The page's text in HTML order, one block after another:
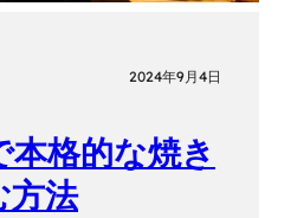
2024年9月4日
格的な焼き
方法